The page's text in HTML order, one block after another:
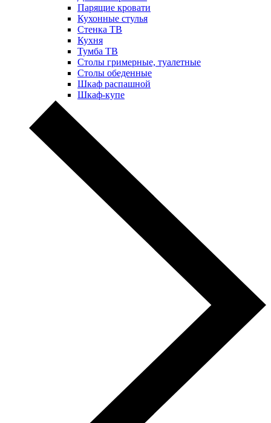
Парящие кровати
Кухонные стулья
Стенка ТВ
Кухня
Тумба ТВ
Столы гримерные, туалетные
Столы обеденные
Шкаф распашной
Шкаф-купе